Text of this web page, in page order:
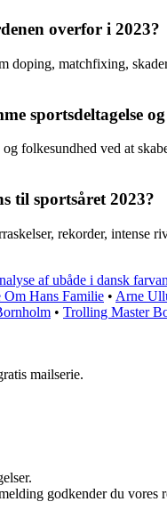
overfor i 2023?
doping, matchfixing,
sportsdeltagelse
og folkesundhed ved at
til sportsåret 2023?
rekorder, intense
af ubåde i dansk
Hans Familie • Arne
• Trolling Master
mailserie.
godkender du vores